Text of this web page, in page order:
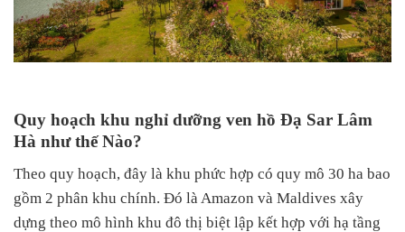
Quy hoạch khu nghỉ dưỡng ven hồ Đạ Sar Lâm
Hà như thế Nào?
Theo quy hoạch, đây là khu phức hợp có quy mô 30 ha bao
gồm 2 phân khu chính. Đó là Amazon và Maldives xây
dựng theo mô hình khu đô thị biệt lập kết hợp với hạ tầng